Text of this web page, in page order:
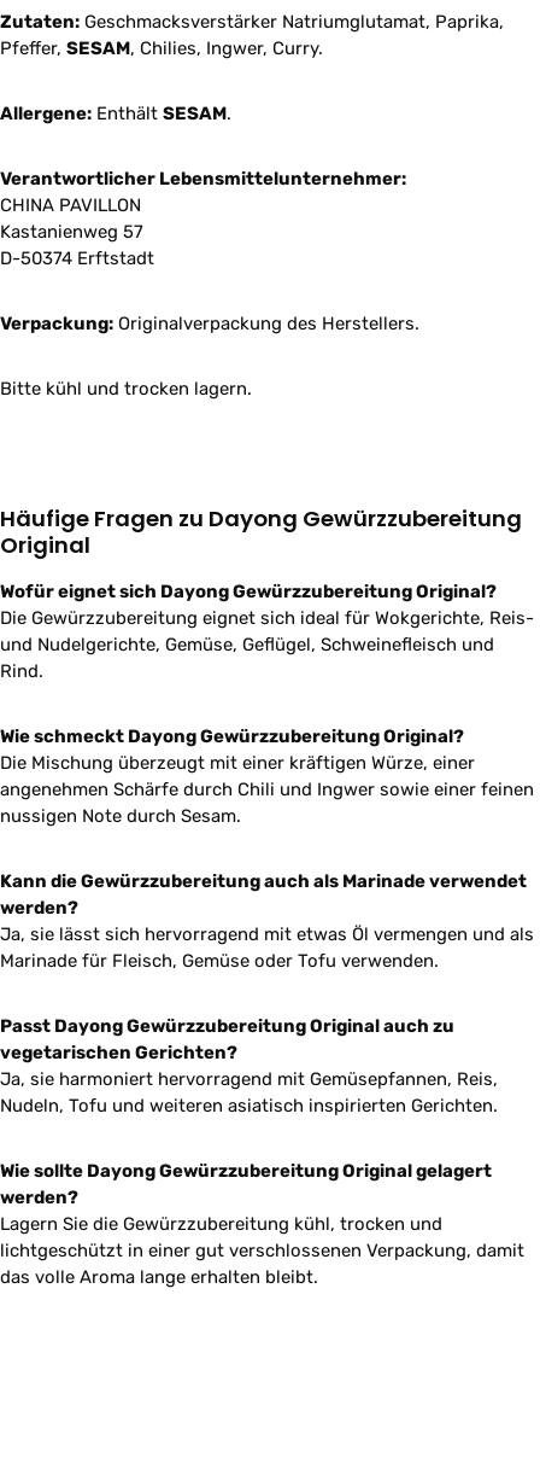
Zutaten: Geschmacksverstärker Natriumglutamat, Paprika,
Pfeffer, SESAM, Chilies, Ingwer, Curry.
Allergene: Enthält SESAM.
Verantwortlicher Lebensmittelunternehmer:
CHINA PAVILLON
Kastanienweg 57
D-50374 Erftstadt
Verpackung: Originalverpackung des Herstellers.
Bitte kühl und trocken lagern.
Häufige Fragen zu Dayong Gewürzzubereitung
Original
Wofür eignet sich Dayong Gewürzzubereitung Original?
Die Gewürzzubereitung eignet sich ideal für Wokgerichte, Reis-
und Nudelgerichte, Gemüse, Geflügel, Schweinefleisch und
Rind.
Wie schmeckt Dayong Gewürzzubereitung Original?
Die Mischung überzeugt mit einer kräftigen Würze, einer
angenehmen Schärfe durch Chili und Ingwer sowie einer feinen
nussigen Note durch Sesam.
Kann die Gewürzzubereitung auch als Marinade verwendet
werden?
Ja, sie lässt sich hervorragend mit etwas Öl vermengen und als
Marinade für Fleisch, Gemüse oder Tofu verwenden.
Passt Dayong Gewürzzubereitung Original auch zu
vegetarischen Gerichten?
Ja, sie harmoniert hervorragend mit Gemüsepfannen, Reis,
Nudeln, Tofu und weiteren asiatisch inspirierten Gerichten.
Wie sollte Dayong Gewürzzubereitung Original gelagert
werden?
Lagern Sie die Gewürzzubereitung kühl, trocken und
lichtgeschützt in einer gut verschlossenen Verpackung, damit
das volle Aroma lange erhalten bleibt.